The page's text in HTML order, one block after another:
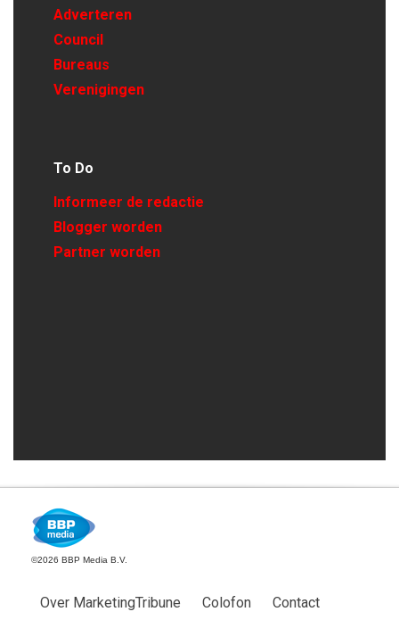
Adverteren
Council
Bureaus
Verenigingen
To Do
Informeer de redactie
Blogger worden
Partner worden
©2026 BBP Media B.V.
Over MarketingTribune Colofon Contact